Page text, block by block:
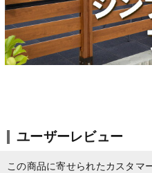
ユーザーレビュー
この商品に寄せられたカスタマ